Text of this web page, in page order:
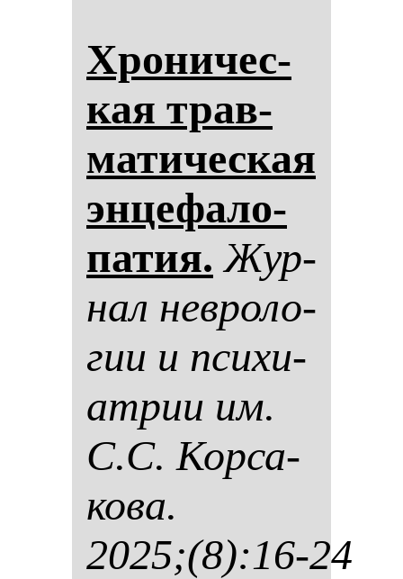
Хро­ни­чес­
кая трав­
ма­ти­чес­кая
эн­це­фа­ло­
па­тия. Жур­
нал нев­ро­ло­
гии и пси­хи­
ат­рии им.
С.С. Кор­са­
ко­ва.
2025;(8):16-24